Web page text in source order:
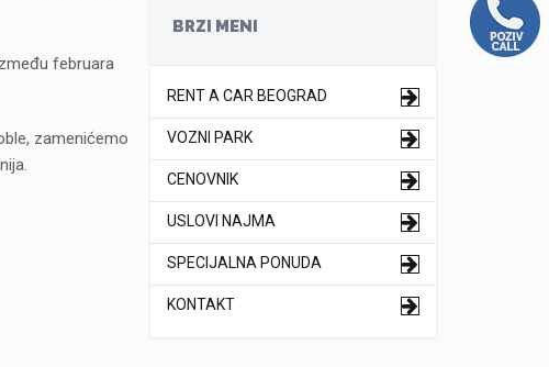
februara
zamenićemo
BRZI MENI
RENT A CAR BEOGRAD
VOZNI PARK
CENOVNIK
USLOVI NAJMA
SPECIJALNA PONUDA
KONTAKT